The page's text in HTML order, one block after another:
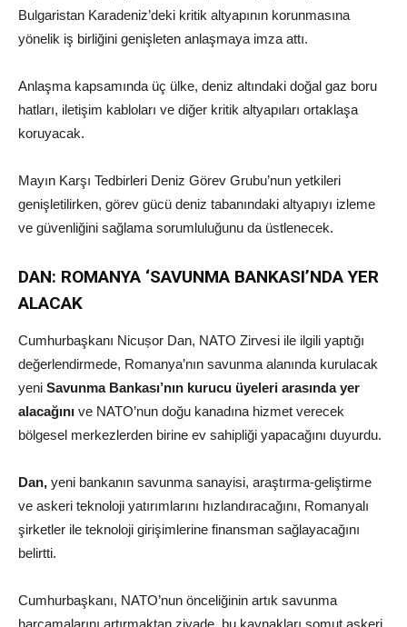
Bulgaristan Karadeniz’deki kritik altyapının korunmasına
yönelik iş birliğini genişleten anlaşmaya imza attı.
Anlaşma kapsamında üç ülke, deniz altındaki doğal gaz boru
hatları, iletişim kabloları ve diğer kritik altyapıları ortaklaşa
koruyacak.
Mayın Karşı Tedbirleri Deniz Görev Grubu’nun yetkileri
genişletilirken, görev gücü deniz tabanındaki altyapıyı izleme
ve güvenliğini sağlama sorumluluğunu da üstlenecek.
DAN: ROMANYA ‘SAVUNMA BANKASI’NDA YER
ALACAK
Cumhurbaşkanı Nicușor Dan, NATO Zirvesi ile ilgili yaptığı
değerlendirmede, Romanya’nın savunma alanında kurulacak
yeni Savunma Bankası’nın kurucu üyeleri arasında yer
alacağını ve NATO’nun doğu kanadına hizmet verecek
bölgesel merkezlerden birine ev sahipliği yapacağını duyurdu.
Dan, yeni bankanın savunma sanayisi, araştırma-geliştirme
ve askeri teknoloji yatırımlarını hızlandıracağını, Romanyalı
şirketler ile teknoloji girişimlerine finansman sağlayacağını
belirtti.
Cumhurbaşkanı, NATO’nun önceliğinin artık savunma
harcamalarını artırmaktan ziyade, bu kaynakları somut askeri